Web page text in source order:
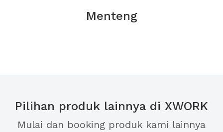
Menteng
Pilihan produk lainnya di XWORK
Mulai dan booking produk kami lainnya